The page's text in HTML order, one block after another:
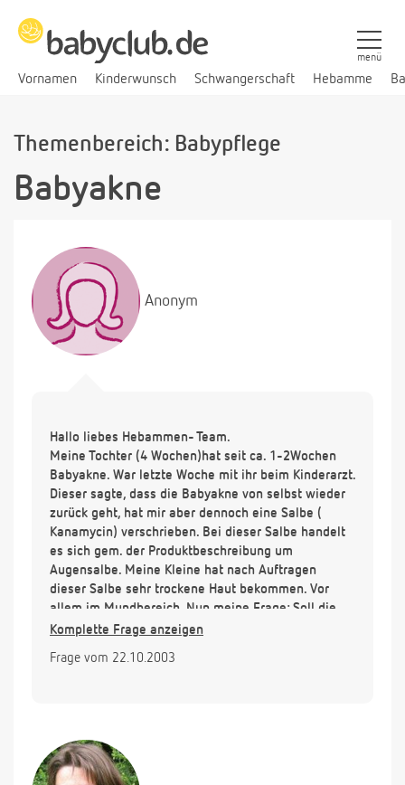
Vornamen Kinderwunsch Schwangerschaft Hebamme
menü
Themenbereich: Babypflege
Babyakne
Anonym
Hallo liebes Hebammen- Team.
Meine Tochter (4 Wochen)hat seit ca. 1-2Wochen
Babyakne. War letzte Woche mit ihr beim Kinderarzt.
Dieser sagte, dass die Babyakne von selbst wieder
zurück geht, hat mir aber dennoch eine Salbe (
Kanamycin) verschrieben. Bei dieser Salbe handelt
es sich gem. der Produktbeschreibung um
Augensalbe. Meine Kleine hat nach Auftragen
dieser Salbe sehr trockene Haut bekommen. Vor
allem im Mundbereich. Nun meine Frage: Soll die
Salbe weiter verwendet werden oder soll ich erst
verschwindet? Wie lange dauert denn eine
Komplette Frage anzeigen
Frage vom 22.10.2003